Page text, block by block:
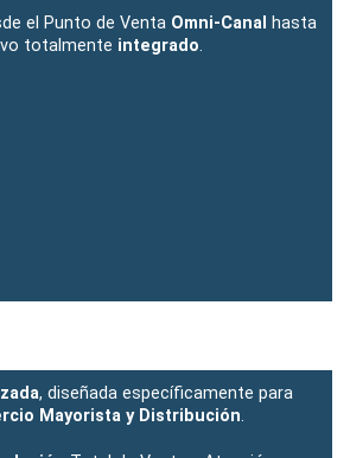
el Punto de Venta Omni-Canal hasta
totalmente integrado.
, diseñada específicamente para
Mayorista y Distribución.